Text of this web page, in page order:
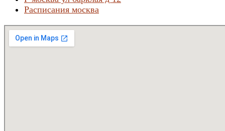
Расписания москва